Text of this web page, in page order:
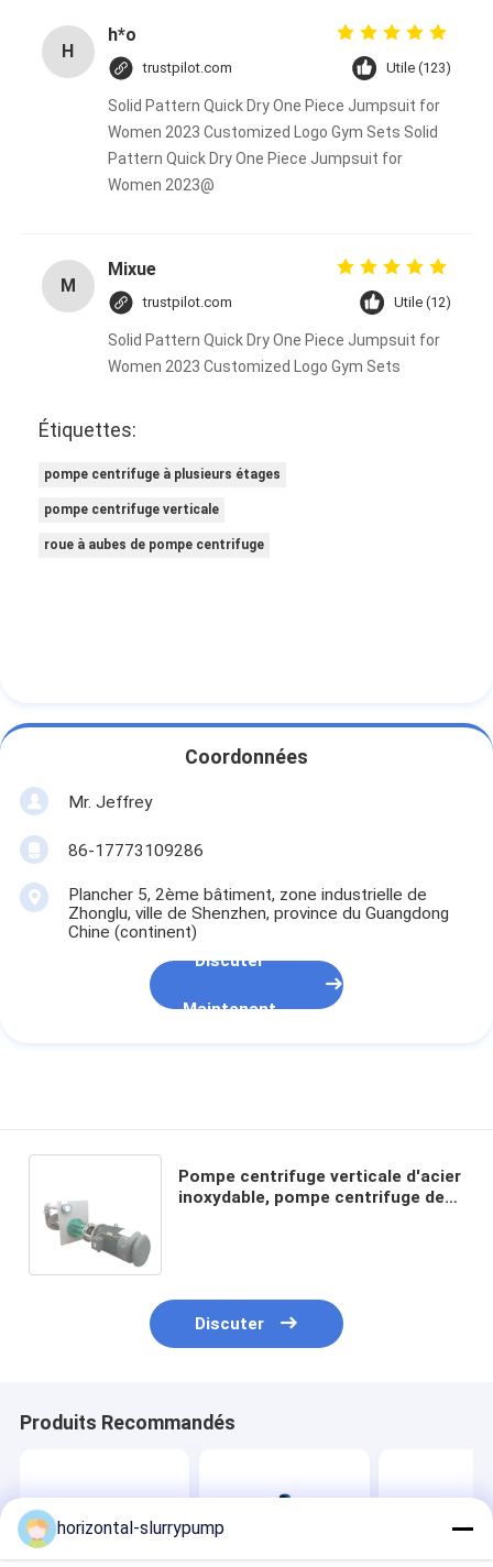
H
h*o
trustpilot.com Utile (123)
Solid Pattern Quick Dry One Piece Jumpsuit for
Women 2023 Customized Logo Gym Sets Solid
Pattern Quick Dry One Piece Jumpsuit for
Women 2023@
M
Mixue
trustpilot.com Utile (12)
Solid Pattern Quick Dry One Piece Jumpsuit for
Women 2023 Customized Logo Gym Sets
Étiquettes:
pompe centrifuge à plusieurs étages
pompe centrifuge verticale
roue à aubes de pompe centrifuge
Coordonnées
Mr. Jeffrey
86-17773109286
Plancher 5, 2ème bâtiment, zone industrielle de
Zhonglu, ville de Shenzhen, province du Guangdong
Chine (continent)
Discuter
Maintenant
Pompe centrifuge verticale d'acier
inoxydable, pompe centrifuge de
Discuter
Produits Recommandés
horizontal-slurrypump